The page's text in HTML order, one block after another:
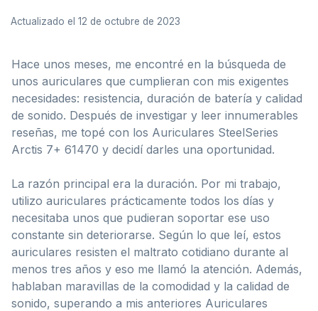
Actualizado el 12 de octubre de 2023
Hace unos meses, me encontré en la búsqueda de
unos auriculares que cumplieran con mis exigentes
necesidades: resistencia, duración de batería y calidad
de sonido. Después de investigar y leer innumerables
reseñas, me topé con los Auriculares SteelSeries
Arctis 7+ 61470 y decidí darles una oportunidad.
La razón principal era la duración. Por mi trabajo,
utilizo auriculares prácticamente todos los días y
necesitaba unos que pudieran soportar ese uso
constante sin deteriorarse. Según lo que leí, estos
auriculares resisten el maltrato cotidiano durante al
menos tres años y eso me llamó la atención. Además,
hablaban maravillas de la comodidad y la calidad de
sonido, superando a mis anteriores Auriculares